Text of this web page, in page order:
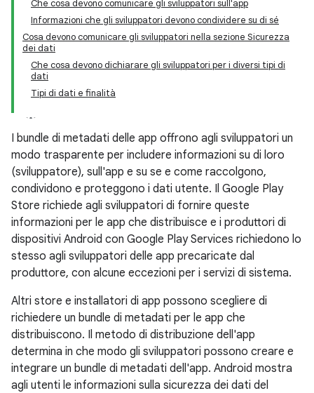
Che cosa devono comunicare gli sviluppatori sull'app
Informazioni che gli sviluppatori devono condividere su di sé
Cosa devono comunicare gli sviluppatori nella sezione Sicurezza
dei dati
Che cosa devono dichiarare gli sviluppatori per i diversi tipi di
dati
Tipi di dati e finalità
I bundle di metadati delle app offrono agli sviluppatori un
modo trasparente per includere informazioni su di loro
(sviluppatore), sull'app e su se e come raccolgono,
condividono e proteggono i dati utente. Il Google Play
Store richiede agli sviluppatori di fornire queste
informazioni per le app che distribuisce e i produttori di
dispositivi Android con Google Play Services richiedono lo
stesso agli sviluppatori delle app precaricate dal
produttore, con alcune eccezioni per i servizi di sistema.
Altri store e installatori di app possono scegliere di
richiedere un bundle di metadati per le app che
distribuiscono. Il metodo di distribuzione dell'app
determina in che modo gli sviluppatori possono creare e
integrare un bundle di metadati dell'app. Android mostra
agli utenti le informazioni sulla sicurezza dei dati del